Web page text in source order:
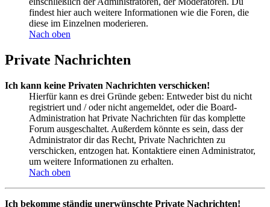
findest hier auch weitere Informationen wie die Foren, die
diese im Einzelnen moderieren.
Nach oben
Private Nachrichten
Ich kann keine Privaten Nachrichten verschicken!
Hierfür kann es drei Gründe geben: Entweder bist du nicht
registriert und / oder nicht angemeldet, oder die Board-
Administration hat Private Nachrichten für das komplette
Forum ausgeschaltet. Außerdem könnte es sein, dass der
Administrator dir das Recht, Private Nachrichten zu
verschicken, entzogen hat. Kontaktiere einen Administrator,
um weitere Informationen zu erhalten.
Nach oben
Ich bekomme ständig unerwünschte Private Nachrichten!